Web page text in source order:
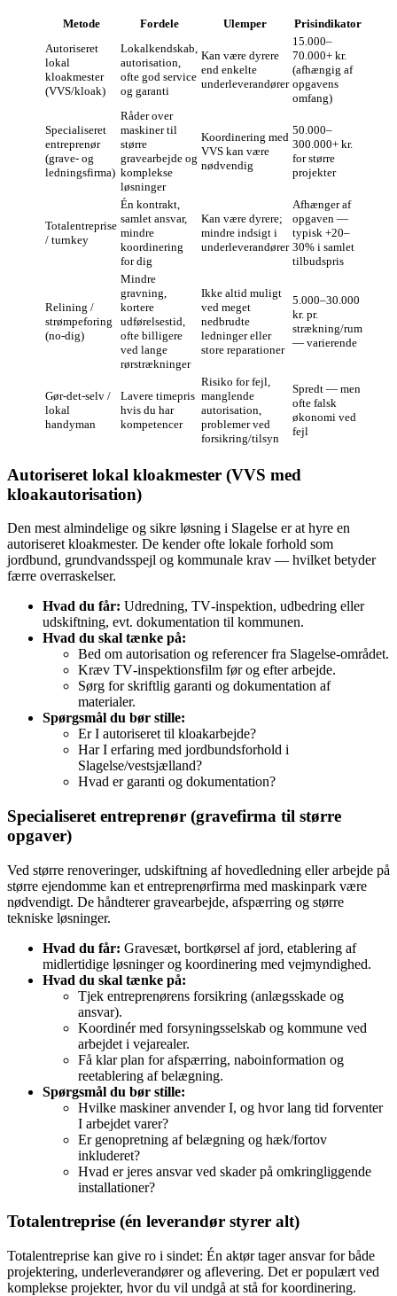
Metode Fordele Ulemper
Prisindikator
Autoriseret
lokal
kloakmester
(VVS/kloak)
Lokalkendskab,
autorisation,
ofte god service
og garanti
Kan være dyrere
end enkelte
underleverandører
15.000–
70.000+ kr.
(afhængig af
opgavens
omfang)
Specialiseret
entreprenør
(grave- og
ledningsfirma)
Råder over
maskiner til
større
gravearbejde og
komplekse
løsninger
Koordinering med
VVS kan være
nødvendig
50.000–
300.000+ kr.
for større
projekter
Totalentreprise
/ turnkey
Én kontrakt,
samlet ansvar,
mindre
koordinering
for dig
Kan være dyrere;
mindre indsigt i
underleverandører
Afhænger af
opgaven —
typisk +20–
30% i samlet
tilbudspris
Relining /
strømpeforing
(no‑dig)
Mindre
gravning,
kortere
udførelsestid,
ofte billigere
ved lange
rørstrækninger
Ikke altid muligt
ved meget
nedbrudte
ledninger eller
store reparationer
5.000–30.000
kr. pr.
strækning/rum
— varierende
Gør‑det‑selv /
lokal
handyman
Lavere timepris
hvis du har
kompetencer
Risiko for fejl,
manglende
autorisation,
problemer ved
forsikring/tilsyn
Spredt — men
ofte falsk
økonomi ved
fejl
Autoriseret lokal kloakmester (VVS med
kloakautorisation)
Den mest almindelige og sikre løsning i Slagelse er at hyre en
autoriseret kloakmester. De kender ofte lokale forhold som
jordbund, grundvandsspejl og kommunale krav — hvilket betyder
færre overraskelser.
Hvad du får: Udredning, TV‑inspektion, udbedring eller
udskiftning, evt. dokumentation til kommunen.
Hvad du skal tænke på:
Bed om autorisation og referencer fra Slagelse‑området.
Kræv TV‑inspektionsfilm før og efter arbejde.
Sørg for skriftlig garanti og dokumentation af
materialer.
Spørgsmål du bør stille:
Er I autoriseret til kloakarbejde?
Har I erfaring med jordbundsforhold i
Slagelse/vestsjælland?
Hvad er garanti og dokumentation?
Specialiseret entreprenør (gravefirma til større
opgaver)
Ved større renoveringer, udskiftning af hovedledning eller arbejde på
større ejendomme kan et entreprenørfirma med maskinpark være
nødvendigt. De håndterer gravearbejde, afspærring og større
tekniske løsninger.
Hvad du får: Gravesæt, bortkørsel af jord, etablering af
midlertidige løsninger og koordinering med vejmyndighed.
Hvad du skal tænke på:
Tjek entreprenørens forsikring (anlægsskade og
ansvar).
Koordinér med forsyningsselskab og kommune ved
arbejdet i vejarealer.
Få klar plan for afspærring, naboinformation og
reetablering af belægning.
Spørgsmål du bør stille:
Hvilke maskiner anvender I, og hvor lang tid forventer
I arbejdet varer?
Er genopretning af belægning og hæk/fortov
inkluderet?
Hvad er jeres ansvar ved skader på omkringliggende
installationer?
Totalentreprise (én leverandør styrer alt)
Totalentreprise kan give ro i sindet: Én aktør tager ansvar for både
projektering, underleverandører og aflevering. Det er populært ved
komplekse projekter, hvor du vil undgå at stå for koordinering.